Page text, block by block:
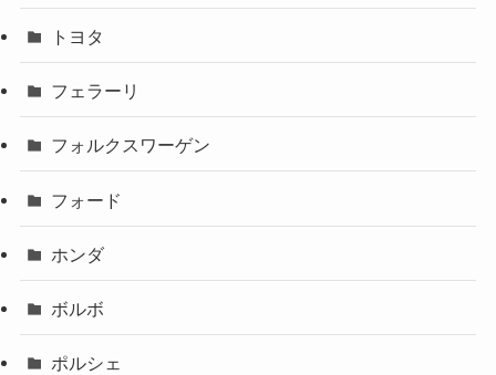
トヨタ
フェラーリ
フォルクスワーゲン
フォード
ホンダ
ボルボ
ポルシェ